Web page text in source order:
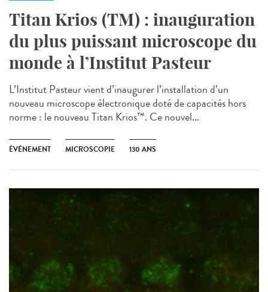
Titan Krios (TM) : inauguration
du plus puissant microscope du
monde à l’Institut Pasteur
L’Institut Pasteur vient d’inaugurer l’installation d’un
nouveau microscope électronique doté de capacités hors
norme : le nouveau Titan Krios™. Ce nouvel...
ÉVÉNEMENT MICROSCOPIE 130 ANS